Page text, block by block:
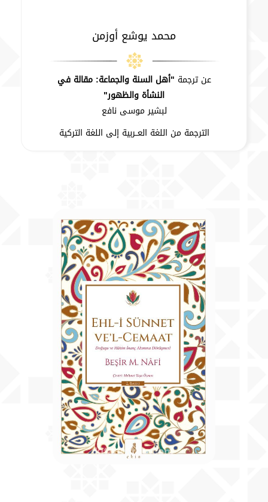
محمد يوشع أوزمن
عن ترجمة "أهل السنة والجماعة: مقالة في
النشأة والظهور"
لبشير موسى نافع
الترجمة من اللغة العــربية إلى اللغة التركية